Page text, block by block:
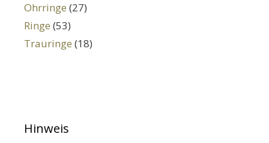
Ohrringe (27)
Ringe (53)
Trauringe (18)
Hinweis